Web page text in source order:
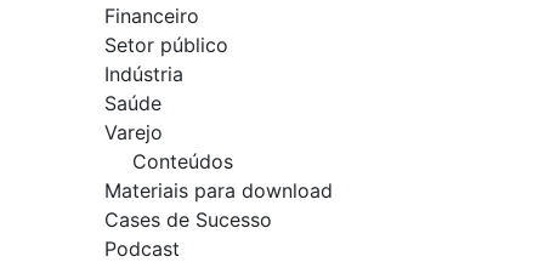
Financeiro
Setor público
Indústria
Saúde
Varejo
Conteúdos
Materiais para download
Cases de Sucesso
Podcast